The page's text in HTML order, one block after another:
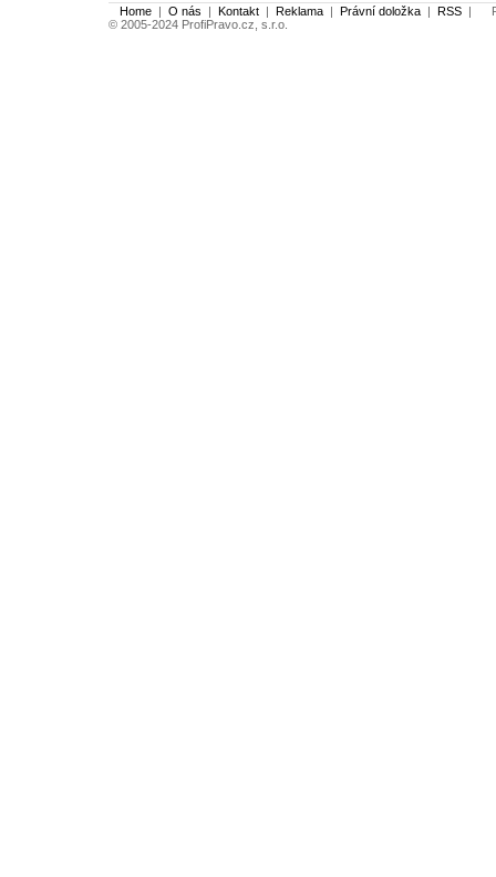
Home | O nás | Kontakt | Reklama | Právní doložka | RSS |
© 2005-2024 ProfiPravo.cz, s.r.o.